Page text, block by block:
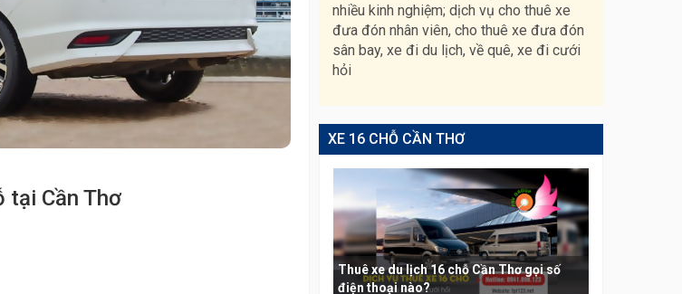
tại Cần Thơ
nhiều kinh nghiệm; dịch vụ cho thuê xe
đưa đón nhân viên, cho thuê xe đưa đón
sân bay, xe đi du lịch, về quê, xe đi cưới
hỏi
XE 16 CHỖ CẦN THƠ
Thuê xe du lịch 16 chỗ Cần Thơ gọi số
điện thoại nào?